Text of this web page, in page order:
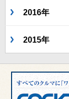
2016年
2015年